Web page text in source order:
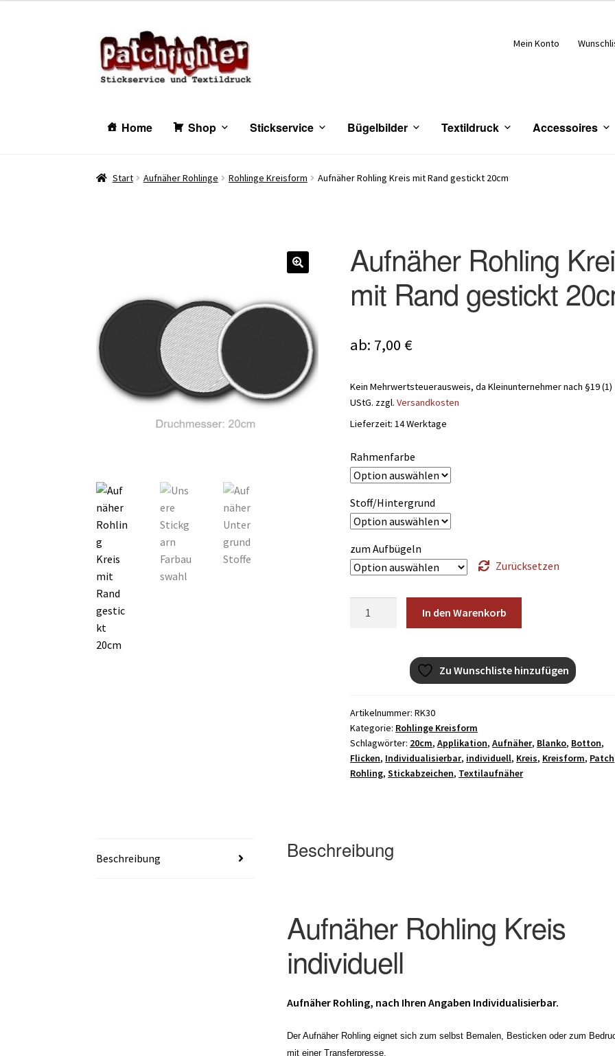
Zur
Navigation
springen
Zum
Inhalt
springen
Mein Konto
Home Shop Stickservice Bügelbilder Textildruck Accessoires
Start Aufnäher Rohlinge Rohlinge Kreisform Aufnäher Rohling Kreis mit Rand gestickt 20cm
Aufnäher Rohling
mit Rand gestickt
ab: 7,00 €
Kein Mehrwertsteuerausweis, da Kleinunternehmer nach §19 (1)
UStG. zzgl.Versandkosten
Lieferzeit:14 Werktage
Rahmenfarbe
Stoff/Hintergrund
zum Aufbügeln
Zurücksetzen
20cm
Menge
In den Warenkorb
Zu Wunschliste hinzufügen
Artikelnummer:RK30
Kategorie: Rohlinge Kreisform
Schlagwörter: 20cm,Applikation,Aufnäher, Blanko, Botton,
Flicken, Individualisierbar, individuell, Kreis, Kreisform, Patch
Rohling,Stickabzeichen, Textilaufnäher
Beschreibung Beschreibung
Aufnäher Rohling Kreis
individuell
Aufnäher Rohling, nach Ihren Angaben Individualisierbar.
Der Aufnäher Rohling eignet sich zum selbst Bemalen, Besticken oder zum
mit einer Transferpresse.